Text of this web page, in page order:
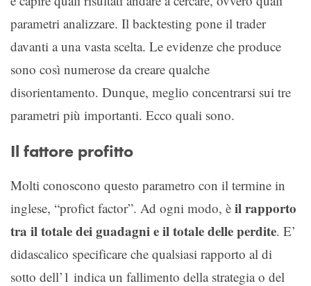
parametri analizzare. Il backtesting pone il trader
davanti a una vasta scelta. Le evidenze che produce
sono così numerose da creare qualche
disorientamento. Dunque, meglio concentrarsi sui tre
parametri più importanti. Ecco quali sono.
Il fattore profitto
Molti conoscono questo parametro con il termine in
inglese, “profict factor”. Ad ogni modo, è il rapporto
tra il totale dei guadagni e il totale delle perdite. E’
didascalico specificare che qualsiasi rapporto al di
sotto dell’1 indica un fallimento della strategia o del